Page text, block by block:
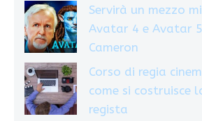
Servirà un mezzo
Avatar 4 e Avatar
Cameron
Corso di regia
come si costruisce
regista